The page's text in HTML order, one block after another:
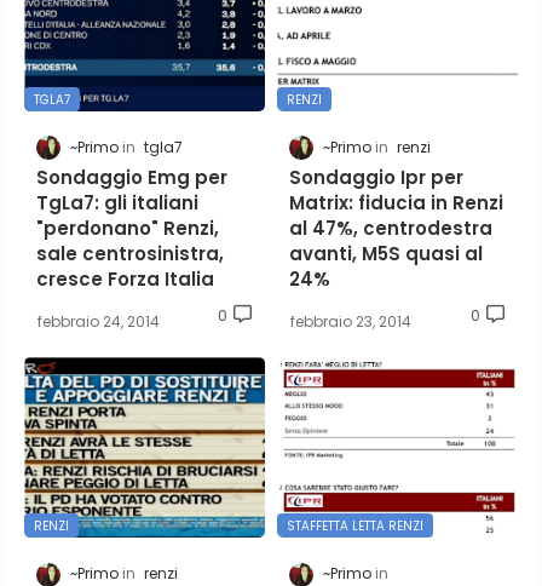
TGLA7
~Primo tgla7
Sondaggio Emg per
TgLa7: gli italiani
"perdonano" Renzi,
sale centrosinistra,
cresce Forza Italia
febbraio 24, 2014 0
RENZI
~Primo renzi
Sondaggio Ipr per
Matrix: fiducia in Renzi
al 47%, centrodestra
avanti, M5S quasi al
24%
febbraio 23, 2014 0
RENZI
~Primo renzi
STAFFETTA LETTA RENZI
~Primo